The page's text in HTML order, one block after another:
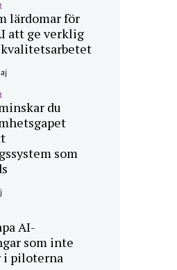
lärdomar för
att ge verklig
du
som
AI-
som inte
i piloterna